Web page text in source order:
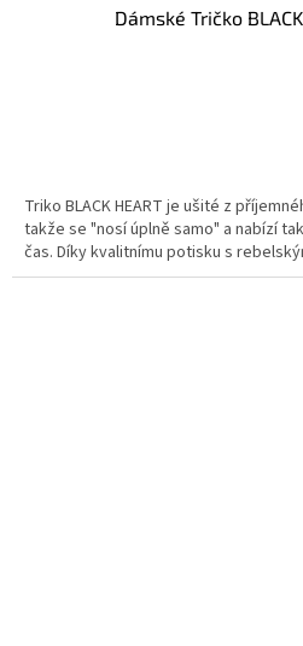
Dámské Tričko
Triko BLACK HEART je ušité z
takže se "nosí úplně samo" a nabízí
čas. Díky kvalitnímu potisku s